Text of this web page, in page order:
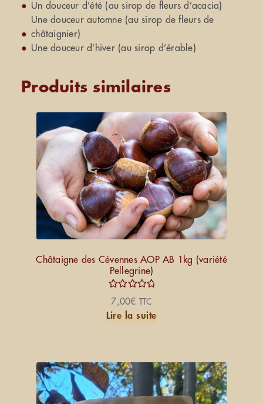
Un douceur d’été (au sirop de fleurs d’acacia)
Une douceur automne (au sirop de fleurs de
châtaignier)
Une douceur d’hiver (au sirop d’érable)
Produits similaires
Châtaigne des Cévennes AOP AB 1kg (variété
Pellegrine)
7,00€ TTC
Lire la suite